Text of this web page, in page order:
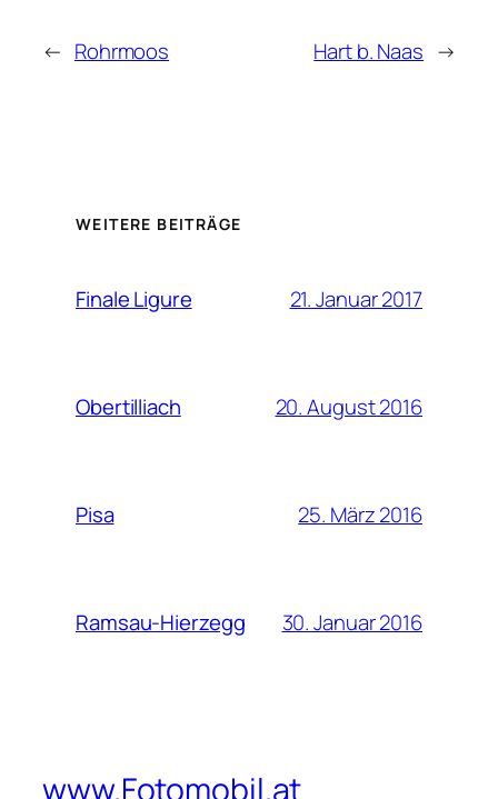
← Rohrmoos Hart b. Naas →
WEITERE BEITRÄGE
Finale Ligure 21. Januar 2017
Obertilliach 20. August 2016
Pisa 25. März 2016
Ramsau-Hierzegg 30. Januar 2016
www.Fotomobil.at